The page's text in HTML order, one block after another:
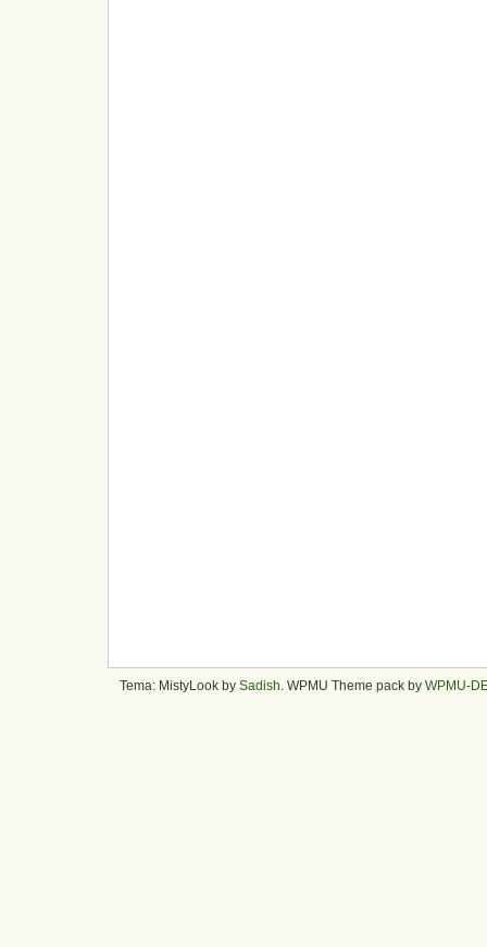
Tema: MistyLook by Sadish . WPMU Theme pack by WPMU-